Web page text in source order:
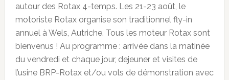
autour des Rotax 4-temps. Les 21-23 août, le
motoriste Rotax organise son traditionnel fly-in
annuel à Wels, Autriche. Tous les moteur Rotax sont
bienvenus ! Au programme : arrivée dans la matinée
du vendredi et chaque jour, dejeuner et visites de
l’usine BRP-Rotax et/ou vols de démonstration avec